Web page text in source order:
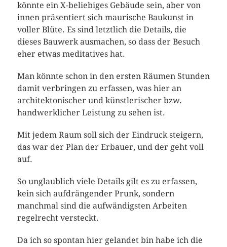
könnte ein X-beliebiges Gebäude sein, aber von
innen präsentiert sich maurische Baukunst in
voller Blüte. Es sind letztlich die Details, die
dieses Bauwerk ausmachen, so dass der Besuch
eher etwas meditatives hat.
Man könnte schon in den ersten Räumen Stunden
damit verbringen zu erfassen, was hier an
architektonischer und künstlerischer bzw.
handwerklicher Leistung zu sehen ist.
Mit jedem Raum soll sich der Eindruck steigern,
das war der Plan der Erbauer, und der geht voll
auf.
So unglaublich viele Details gilt es zu erfassen,
kein sich aufdrängender Prunk, sondern
manchmal sind die aufwändigsten Arbeiten
regelrecht versteckt.
Da ich so spontan hier gelandet bin habe ich die